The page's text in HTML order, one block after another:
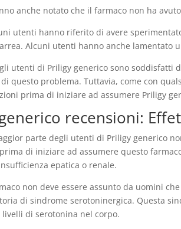
anche notato che il farmaco non ha
utenti hanno riferito di avere
Alcuni utenti hanno anche lamentato
utenti di Priligy generico sono soddisfatti
questo problema. Tuttavia, come con
prima di iniziare ad assumere Priligy
recensioni:
parte degli utenti di Priligy generico
di iniziare ad assumere questo
epatica o renale.
non deve essere assunto da uomini
di sindrome serotoninergica. Questa
di serotonina nel corpo.